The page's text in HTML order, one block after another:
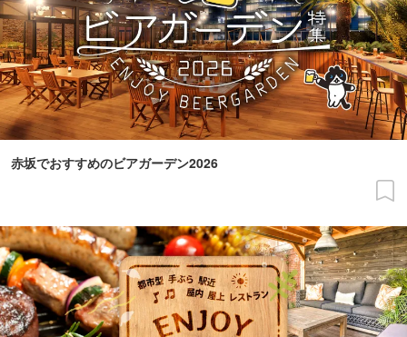
赤坂でおすすめのビアガーデン2026